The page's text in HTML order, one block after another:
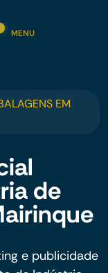
MENU
EM
de
e publicidade